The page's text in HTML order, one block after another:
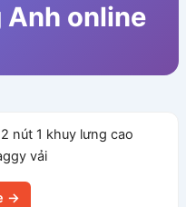
Anh online
nút 1 khuy lưng cao
vải
→